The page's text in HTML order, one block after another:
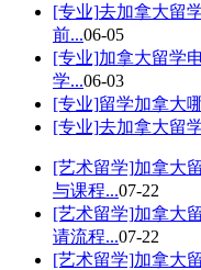
[专业]去加拿大留
前...06-05
[专业]加拿大留学
学...06-03
[专业]留学加拿大
[专业]去加拿大留
[艺术留学]加拿大
与课程...07-22
[艺术留学]加拿大
请流程...07-22
[艺术留学]加拿大